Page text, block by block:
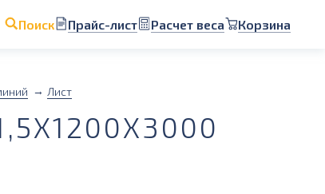
Поиск Прайс-лист Расчет веса Корзина
Лист